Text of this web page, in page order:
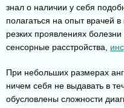
знал о наличии у себя
полагаться на опыт врачей в
резких проявлениях болезни
сенсорные расстройства,
При небольших размерах
ничем себя не выдавать в
обусловлены сложности